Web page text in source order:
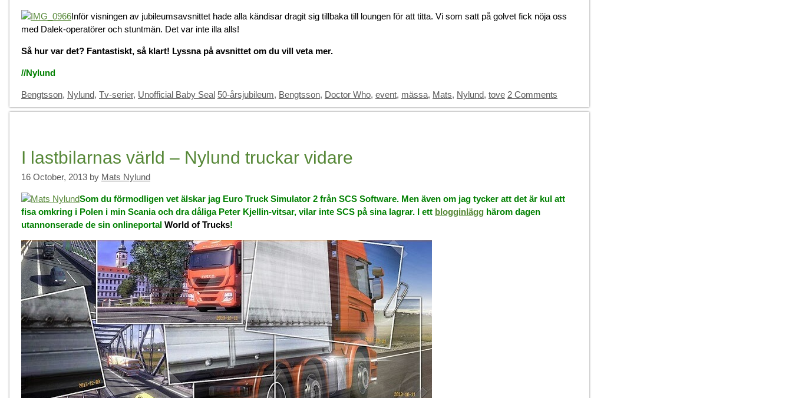
Inför visningen av jubileumsavsnittet hade alla kändisar dragit sig tillbaka till loungen för att titta. Vi som satt på golvet fick nöja oss
med Dalek-operatörer och stuntmän. Det var inte illa alls!
Så hur var det? Fantastiskt, så klart! Lyssna på avsnittet om du vill veta mer.
//Nylund
Categories
Bengtsson, Nylund, Tv-serier, Unofficial Baby Seal Tags
50-årsjubileum, Bengtsson, Doctor Who, event, mässa, Mats, Nylund, tove 2 Comments
I lastbilarnas värld – Nylund truckar vidare
16 October, 2013 by Mats Nylund
Som du förmodligen vet älskar jag Euro Truck Simulator 2 från SCS Software. Men även om jag tycker att det är kul att
fisa omkring i Polen i min Scania och dra dåliga Peter Kjellin-vitsar, vilar inte SCS på sina lagrar. I ett blogginlägg härom dagen
utannonserade de sin onlineportal World of Trucks!